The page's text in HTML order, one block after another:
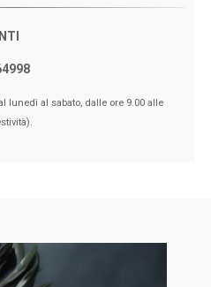
lunedì al sabato, dalle ore 9.00 alle
dal 13 a l 25
fino al 50% Su